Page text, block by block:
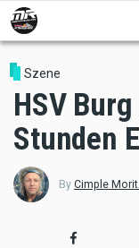
Skip
to
main
content
Szene
HSV
Stunden
By Cimple